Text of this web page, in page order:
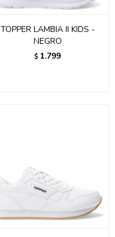
TOPPER LAMBIA II KIDS -
NEGRO
$ 1.799